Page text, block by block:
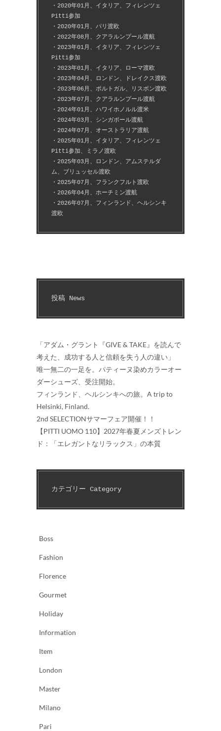
・2020年01月、イタリア、フィレンツェ
Pitti参加
・2020年01月、パリ渡欧
・2022年08月、クアラルンプール渡航
・2023年01月、イタリア、フィレンツェ
Pitti参加
・2023年01月、イタリア、ローマ渡欧
・2023年04月、ロンドン、ドレイクス渡欧
・2023年06月、ポルトガル、リスボン渡欧
・2023年07月、クアラルンプール渡航
・2024年01月、ハワイホノルル渡米
・2024年03月、シンガポール渡航
・2024年07月、オーストラリア渡航
・2025年01月、イタリア、フィレンツェ
Pitti参加、ミラノ渡欧
・2025年03月、ロンドン、アムステルダ
ム、ブリュッセル渡欧
・2025年07月、フランクフルト渡欧
・2026年04月、ホーチミン渡航
・2026年07月、フィンランド、ヘルシンキ
渡欧
投稿 News
「アダム・グラント『GIVE & TAKE』を読んで
考えた、成功する人と信頼を失う人の違い」
唯一無二の一足を。パティーヌ染めカラーオー
ダーシューズ、受注開始。
フィンランド、ヘルシンキへの旅。A trip to
Helsinki, Finland.
2nd SELECTIONサマーフェア開催！！
【PITTI UOMO 110】2027年春夏メンズトレン
ド：「エレガントなリラックス」の本質
カテゴリー Category
Boss
Fashion
Florence
Gourmet
Holiday
Information
Item
London
Master
Milano
Pari